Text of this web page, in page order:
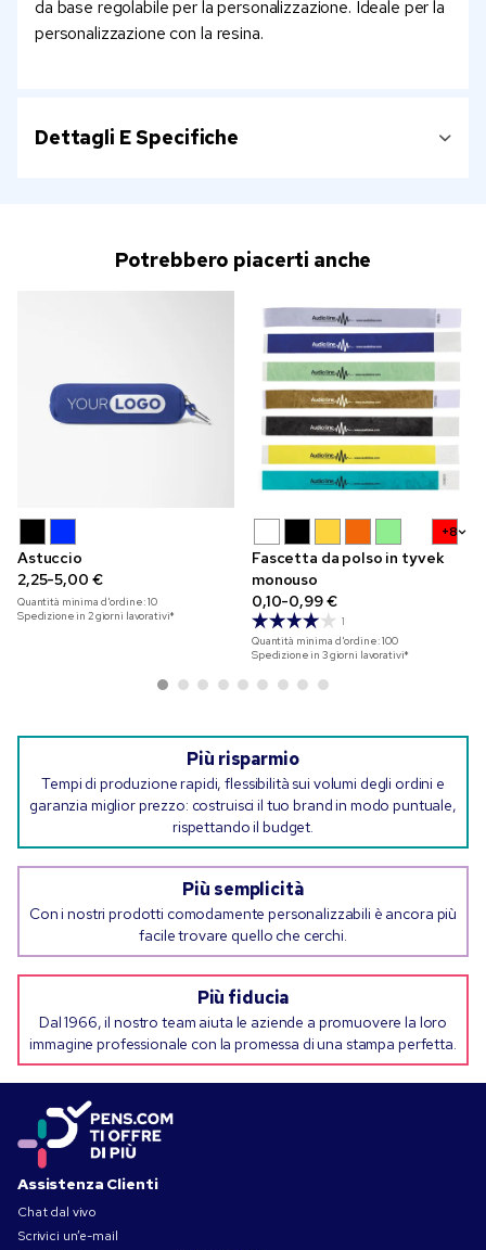
da base regolabile per la personalizzazione. Ideale per la
personalizzazione con la resina.
Dettagli E Specifiche
Potrebbero piacerti anche
Astuccio
2,25-5,00 €
Quantità minima d'ordine:10
Spedizione in 2 giorni lavorativi*
+8
Fascetta da polso in tyvek
monouso
0,10-0,99 €
1
Quantità minima d'ordine:100
Spedizione in 3 giorni lavorativi*
Più risparmio
Tempi di produzione rapidi, flessibilità sui volumi degli ordini e
garanzia miglior prezzo: costruisci il tuo brand in modo puntuale,
rispettando il budget.
Più semplicità
Con i nostri prodotti comodamente personalizzabili è ancora più
facile trovare quello che cerchi.
Più fiducia
Dal 1966, il nostro team aiuta le aziende a promuovere la loro
immagine professionale con la promessa di una stampa perfetta.
Assistenza Clienti
Chat dal vivo
Scrivici un’e-mail